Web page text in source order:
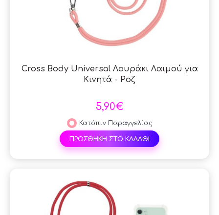
Cross Body Universal Λουράκι Λαιμού για
Κινητά - Ροζ
5,90€
Κατόπιν Παραγγελίας
ΠΡΟΣΘΗΚΗ ΣΤΟ ΚΑΛΑΘΙ